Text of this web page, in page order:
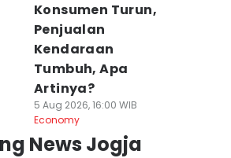
Konsumen Turun,
Penjualan
Kendaraan
Tumbuh, Apa
Artinya?
5 Aug 2026, 16:00 WIB
Economy
News Jogja